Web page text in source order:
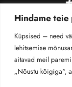
Hindame teie
Küpsised – need
lehitsemise
aitavad meil
„Nõustu kõigiga“,
©2026